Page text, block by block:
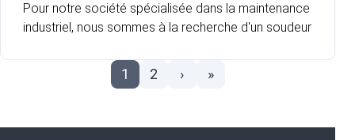
Pour notre société spécialisée dans la maintenance
industriel, nous sommes à la recherche d'un soudeur
1 2 › »